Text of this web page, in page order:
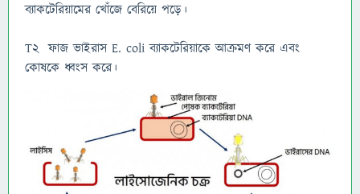
ব্যাকটেরিয়ামের খোঁজে বেরিয়ে পড়ে।
T2 ফাজ ভাইরাস E. coli ব্যাকটেরিয়াকে আক্রমণ করে এবং
কোষকে ধ্বংস করে।